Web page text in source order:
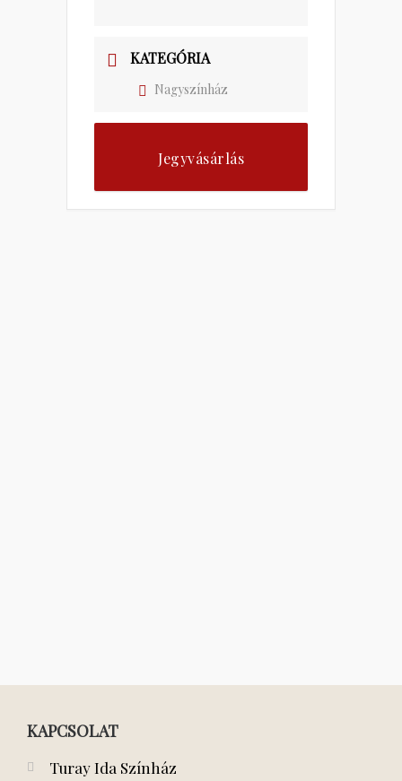
KATEGÓRIA
Nagyszínház
Jegyvásárlás
KAPCSOLAT
Turay Ida Színház